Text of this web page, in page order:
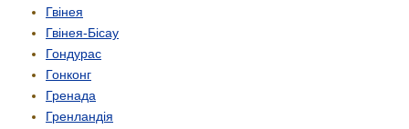
Гвінея
Гвінея-Бісау
Гондурас
Гонконг
Гренада
Гренландія